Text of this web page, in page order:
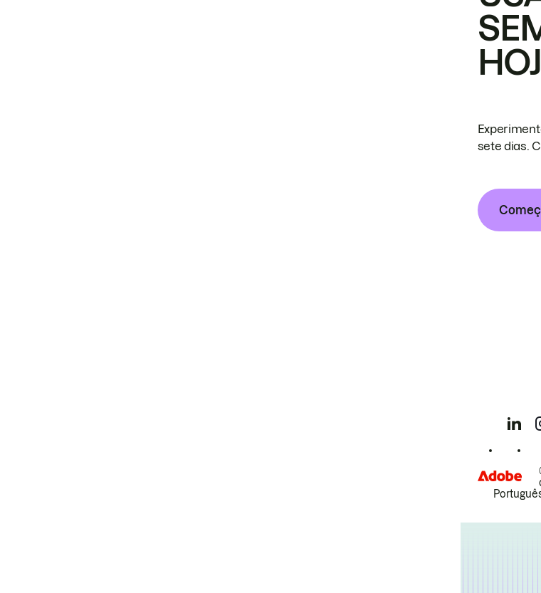
sete dias.